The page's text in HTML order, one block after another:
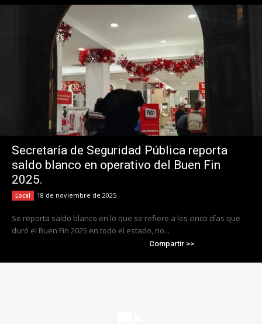
Secretaría de Seguridad Pública reporta
saldo blanco en operativo del Buen Fin
2025.
Local 18 de noviembre de 2025
Se reporta saldo blanco en lo que se refiere a los cinco días que
duró el Buen Fin 2025 en todo el estado, no...
Compartir >>